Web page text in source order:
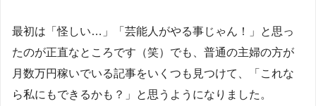
最初は「怪しい…」「芸能人がやる事じゃん！」と思っ
たのが正直なところです（笑）でも、普通の主婦の方が
月数万円稼いでいる記事をいくつも見つけて、「これな
ら私にもできるかも？」と思うようになりました。